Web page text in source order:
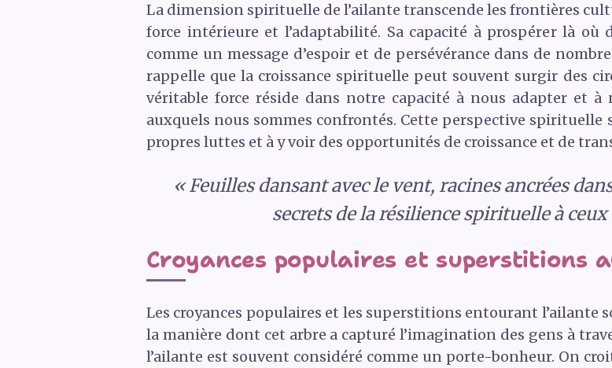
La dimension spirituelle de l’ailante transcende les frontières
force intérieure et l’adaptabilité. Sa capacité à prospérer là où
comme un message d’espoir et de persévérance dans de
rappelle que la croissance spirituelle peut souvent surgir des
véritable force réside dans notre capacité à nous adapter et
auxquels nous sommes confrontés. Cette perspective spirituelle
propres luttes et à y voir des opportunités de croissance et de
« Feuilles dansant avec le vent, racines ancrées
secrets de la résilience spirituelle à
Croyances populaires et superstitions
Les croyances populaires et les superstitions entourant l’ailante
la manière dont cet arbre a capturé l’imagination des gens à
l’ailante est souvent considéré comme un porte-bonheur. On